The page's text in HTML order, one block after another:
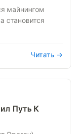
майнингом
становится
Читать →
Путь К